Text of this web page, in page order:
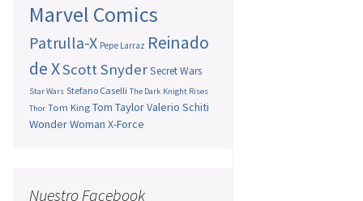
Marvel Comics
Patrulla-X Pepe Larraz Reinado
de XScott SnyderSecret Wars
Star Wars Stefano Caselli The Dark Knight Rises
Thor Tom King Tom TaylorValerio Schiti
Wonder Woman X-Force
Nuestro Facebook